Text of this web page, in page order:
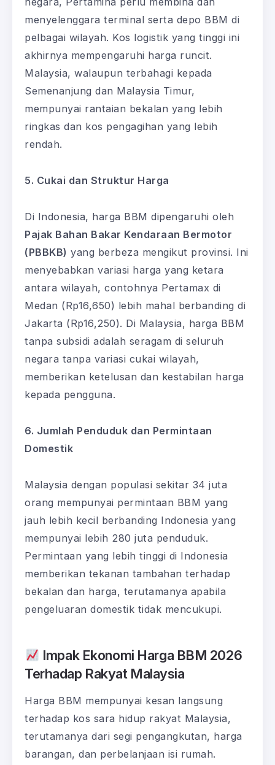
menyelenggara terminal serta depo BBM di
pelbagai wilayah. Kos logistik yang tinggi ini
akhirnya mempengaruhi harga runcit.
Malaysia, walaupun terbahagi kepada
Semenanjung dan Malaysia Timur,
mempunyai rantaian bekalan yang lebih
ringkas dan kos pengagihan yang lebih
rendah.
5. Cukai dan Struktur Harga
Di Indonesia, harga BBM dipengaruhi oleh
Pajak Bahan Bakar Kendaraan Bermotor
(PBBKB) yang berbeza mengikut provinsi. Ini
menyebabkan variasi harga yang ketara
antara wilayah, contohnya Pertamax di
Medan (Rp16,650) lebih mahal berbanding di
Jakarta (Rp16,250). Di Malaysia, harga BBM
tanpa subsidi adalah seragam di seluruh
negara tanpa variasi cukai wilayah,
memberikan ketelusan dan kestabilan harga
kepada pengguna.
6. Jumlah Penduduk dan Permintaan
Domestik
Malaysia dengan populasi sekitar 34 juta
orang mempunyai permintaan BBM yang
jauh lebih kecil berbanding Indonesia yang
mempunyai lebih 280 juta penduduk.
Permintaan yang lebih tinggi di Indonesia
memberikan tekanan tambahan terhadap
bekalan dan harga, terutamanya apabila
pengeluaran domestik tidak mencukupi.
Impak Ekonomi Harga BBM 2026
Terhadap Rakyat Malaysia
Harga BBM mempunyai kesan langsung
terhadap kos sara hidup rakyat Malaysia,
terutamanya dari segi pengangkutan, harga
barangan, dan perbelanjaan isi rumah.